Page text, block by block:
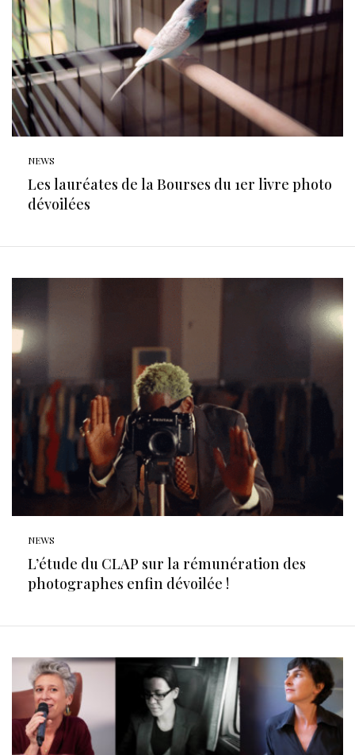
NEWS
Les lauréates de la Bourses du 1er livre photo
dévoilées
NEWS
L’étude du CLAP sur la rémunération des
photographes enfin dévoilée !